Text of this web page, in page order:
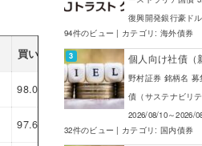
買い付け単価 利回り 買い
98.03％ 5.39
97.69％ 5.14 1,000USD 以
復興開発銀行豪ド
94件のビュー | カテゴリ: 海外債券
個人向け社債（
野村証券 銘柄名
債（サステナビリ
2026/08/10～2026/
32件のビュー | カテゴリ: 国内債券